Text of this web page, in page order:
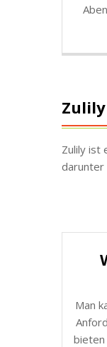
Zulily ist
darunter
Man
bieten